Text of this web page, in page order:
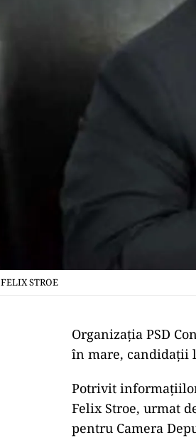
FELIX STROE
Organizația PSD
în mare, candidaţii
Potrivit
Felix Stroe, urmat
pentru Camera